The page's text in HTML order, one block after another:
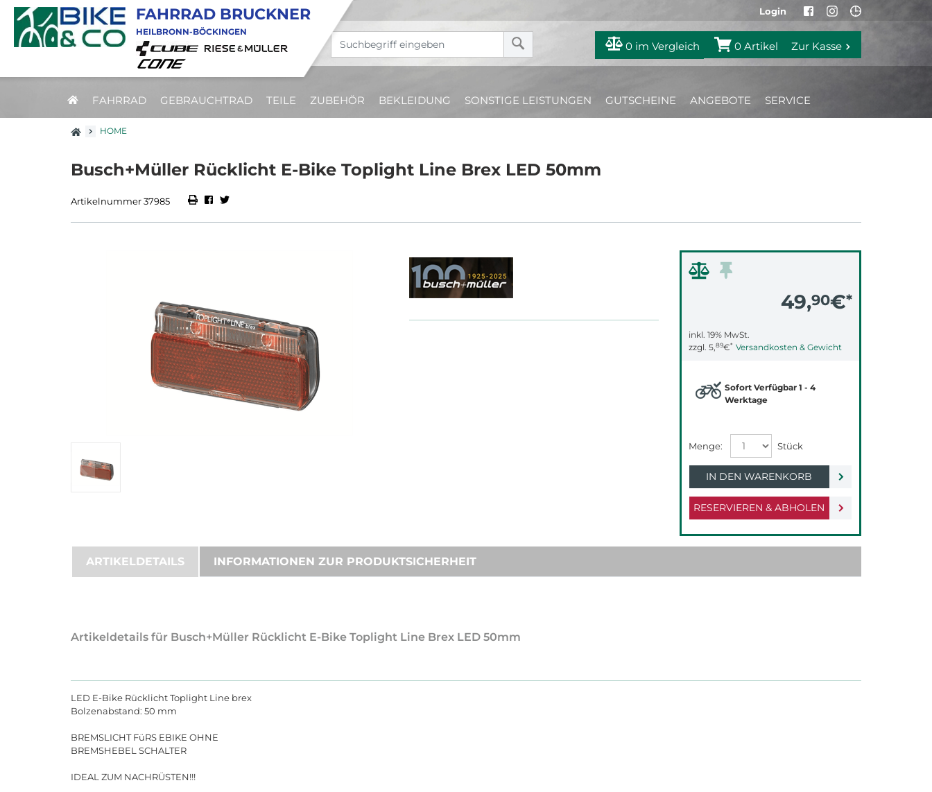
Login
0 im Vergleich 0 Artikel Zur Kasse
FAHRRAD GEBRAUCHTRAD TEILE ZUBEHÖR BEKLEIDUNG SONSTIGE LEISTUNGEN GUTSCHEINE ANGEBOTE SERVICE
FAHRRAD BRUCKNER
HEILBRONN-BÖCKINGEN
HOME
Busch+Müller Rücklicht E-Bike Toplight Line Brex LED 50mm
Artikelnummer 37985
49,90€*
inkl. 19% MwSt.
zzgl. 5,89€* Versandkosten & Gewicht
RESERVIEREN & ABHOLEN
Sofort Verfügbar 1 - 4
Werktage
IN DEN WARENKORB
ARTIKELDETAILS INFORMATIONEN ZUR PRODUKTSICHERHEIT
Artikeldetails für Busch+Müller Rücklicht E-Bike Toplight Line Brex LED 50mm
LED E-Bike Rücklicht Toplight Line brex
Bolzenabstand: 50 mm
BREMSLICHT FüRS EBIKE OHNE
BREMSHEBEL SCHALTER
IDEAL ZUM NACHRÜSTEN!!!